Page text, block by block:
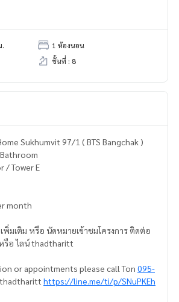
.
1 ห้องนอน
ชั้นที่ : 8
Sukhumvit 97/1 ( BTS Bangchak )
/ Tower E
month
มเติม หรือ นัดหมายเข้าชมโครงการ ติดต่อ
รือ ไลน์ thadtharitt
or appointments please call Ton 095-
https://line.me/ti/p/SNuPKEh